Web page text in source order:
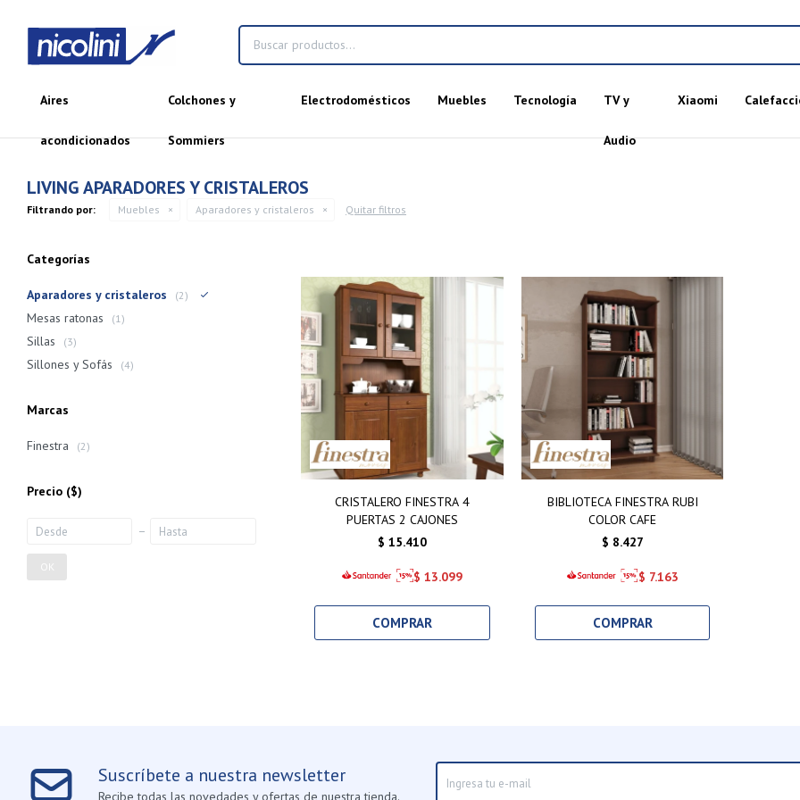
Aires
acondicionados
Colchones y
Sommiers
Electrodomésticos Muebles Tecnología TV y
Audio
Xiaomi
LIVING APARADORES Y CRISTALEROS
Filtrando por:
Muebles Aparadores y cristaleros Quitar filtros
CRISTALERO FINESTRA 4
PUERTAS 2 CAJONES
$ 15.410
$ 13.099
BIBLIOTECA FINESTRA RUBI
COLOR CAFE
$ 8.427
$ 7.163
Categorías
Aparadores y cristaleros (2)
Mesas ratonas (1)
Sillas (3)
Sillones y Sofás (4)
Marcas
Finestra (2)
Precio ($)
OK
Suscríbete a nuestra newsletter
Recibe todas las novedades y ofertas de nuestra tienda.